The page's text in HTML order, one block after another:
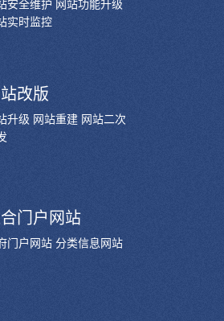
安全维护 网站功能升级
实时监控
改版
升级 网站重建 网站二次
门户网站
门户网站 分类信息网站